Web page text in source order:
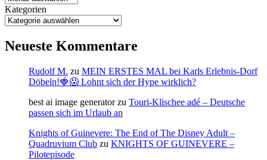
Kategorien
Neueste Kommentare
Rudolf M. zu MEIN ERSTES MAL bei Karls Erlebnis-Dorf
Döbeln!🍓😱 Lohnt sich der Hype wirklich?
best ai image generatorzu Touri-Klischee adé – Deutsche
passen sich im Urlaub an
Knights of Guinevere: The End of The Disney Adult –
Quadruvium Club zu KNIGHTS OF GUINEVERE –
Pilotepisode